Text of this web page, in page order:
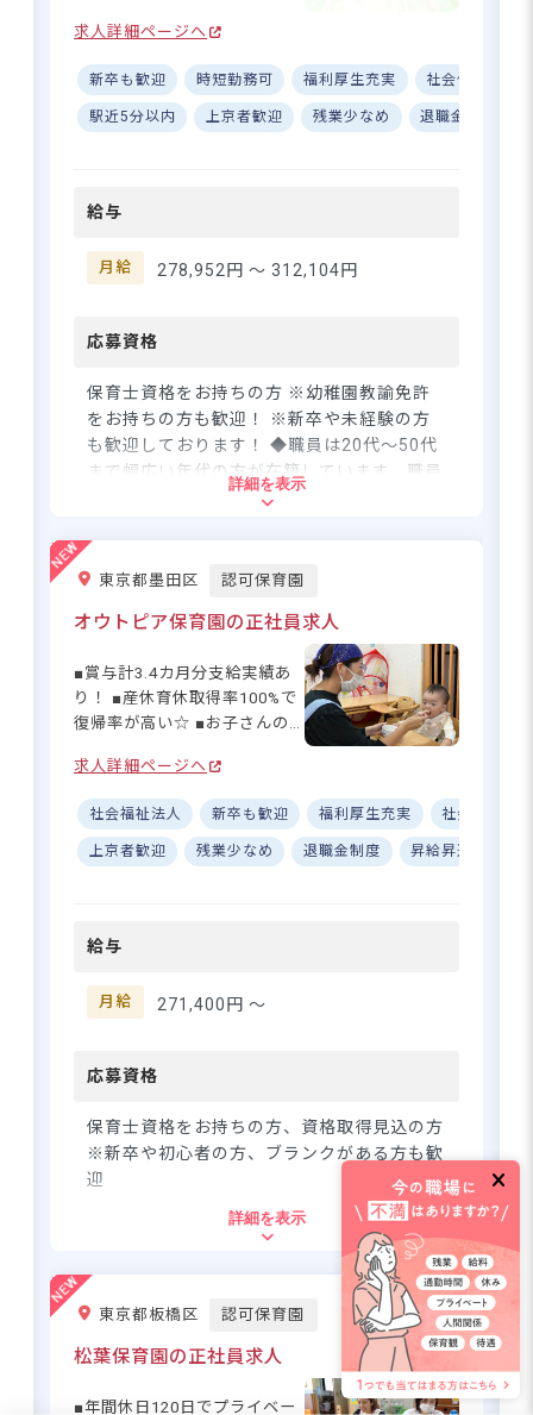
ートな時間も大切にできます
り、ライフステージの変化に
も対応！複数園を運営してい
るので、将来のキャリアアッ
身ともに健康に働けるのが魅
子どもの笑顔と一緒に、あなたの
の小高い場所に位置していま
す。自然が豊かな場所ですの
で、園の近くには子どもたち
が思い切り遊べる公園がたく
がらたくさんの自然に触れ合
に、心も体ものびのびと保育
をしてみませんか？
求人詳細ページへ
新卒も歓迎 時短勤務可 福利厚生充実 社会保険完備
駅近5分以内 上京者歓迎 残業少なめ 退職金制度
給与
月給 278,952円 〜312,104円
応募資格
保育士資格をお持ちの方 ※幼稚園教諭免許
をお持ちの方も歓迎！ ※新卒や未経験の方
も歓迎しております！ ◆職員は20代～50代
まで幅広い年代の方が在籍しています。職員
同士で積極的にコミュニケーションを取って
す。
住所
東京都町田市小山ヶ丘1-10-2
京王線「多摩境駅」徒歩20分または車で
6分／神奈川中央バス「多摩境通り北」
バス停から徒歩4分
※マイカー・バイク・自転車通勤OK
希望に合う求人の
紹介を受ける
詳細を表示
東京都墨田区 認可保育園
オウトピア保育園の正社員求人
■賞与計3.4カ月分支給実績あ
り！ ■産休育休取得率100%で
復帰率が高い☆ ■お子さんの
■持ち帰り業務なし！ワークラ
イフバランス◎ ーー【子ども
たちの笑顔と成長を支える、
あたたかな保育園】 オウトピ
ムな雰囲気の中で、一人ひと
しています。設備が充実した
環境で、のびのびと保育がで
クがある方も大歓迎！初めて
です。 ーー【安心して長く働
ける、充実の待遇とサポート
体制】 月給271,400円からス
月の一時金もあるので、安定
て手当や住宅補助など福利厚
生も充実！お子さんの体調不
良や行事による遅刻・早退・
欠勤の相談もできるので、子
制度も充実しているので、ス
求人詳細ページへ
社会福祉法人 新卒も歓迎 福利厚生充実 社会保険完
上京者歓迎 残業少なめ 退職金制度 昇給昇進あり
給与
月給 271,400円 〜
応募資格
保育士資格をお持ちの方、資格取得見込の方
※新卒や初心者の方、ブランクがある方も歓
迎
都営大江戸線「両国駅」より徒歩8分
■自転車通勤OK（駐輪場完備）
詳細を表示
東京都板橋区 認可保育園
松葉保育園の正社員求人
■年間休日120日でプライベー